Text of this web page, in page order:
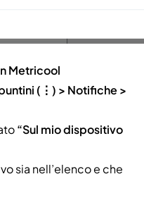
Metricool
(⋮) > Notifiche >
“Sul mio dispositivo
sia nell’elenco e che